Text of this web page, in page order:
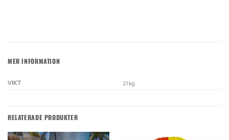
MER INFORMATION
VIKT 21 kg
RELATERADE PRODUKTER